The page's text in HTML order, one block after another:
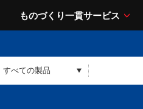
ものづくり一貫サービス